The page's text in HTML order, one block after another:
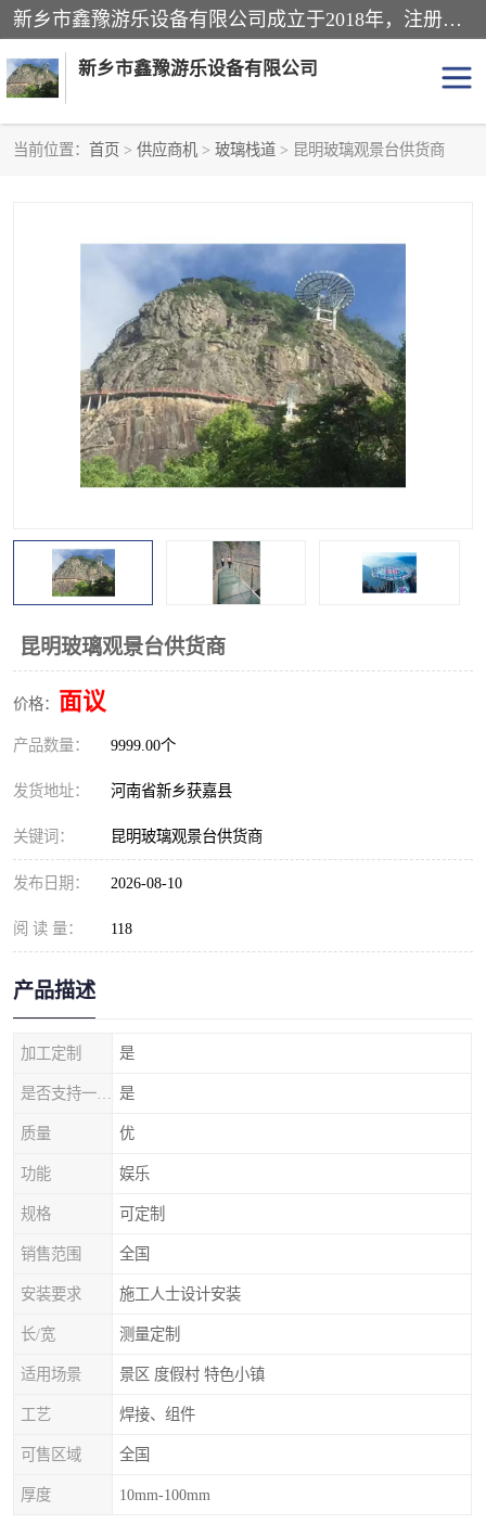
新乡市鑫豫游乐设备有限公司成立于2018年，注册地位于河南省。经营范围包括游乐设备、滑索、滑道、空中自行车、吊桥、拓展器材、攀岩器材、趣桥、悬崖秋千、网红桥、儿童乐园设备、水上乐园设备、丛林穿越设备、音乐呐喊设备、轨道滑车、栈道、玻璃滑道、观景平台、景观包装的设计、制造、销售、安装、维修，景区策划服务。
新乡市鑫豫游乐设备有限公司
当前位置： 首页 > 供应商机 > 玻璃栈道 > 昆明玻璃观景台供货商
昆明玻璃观景台供货商
价格： 面议
产品数量： 9999.00个
发货地址： 河南省新乡获嘉县
关键词： 昆明玻璃观景台供货商
发布日期： 2026-08-10
阅 读 量： 118
产品描述
加工定制 是
是
质量 优
功能 娱乐
规格 可定制
销售范围 全国
安装要求 施工人士设计安装
长/宽 测量定制
适用场景 景区 度假村 特色小镇
工艺 焊接、组件
可售区域 全国
厚度 10mm-100mm
悬崖秋千 儿童乐园设备
水上乐园设备
攀岩器材
空中自行车
玻璃滑道
拓展器材 丛林穿越设备
玻璃栈道